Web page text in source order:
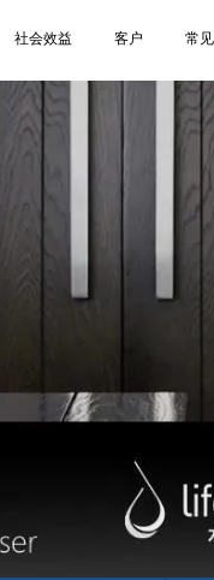
社会效益 客户 常